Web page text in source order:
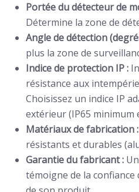
Portée du détecteur de
Détermine la zone de
Angle de détection
plus la zone de
Indice de protection IP :
résistance aux
Choisissez un indice IP
extérieur (IP65 minimum
Matériaux de fabrication :
résistants et durables
Garantie du fabricant :
témoigne de la